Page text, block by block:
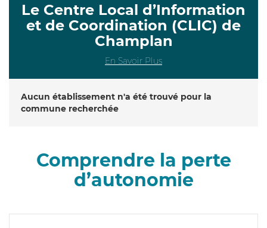
Le Centre Local d’Information
et de Coordination (CLIC) de
Champlan
En Savoir Plus
Aucun établissement n'a été trouvé pour la
commune recherchée
Comprendre la perte
d’autonomie